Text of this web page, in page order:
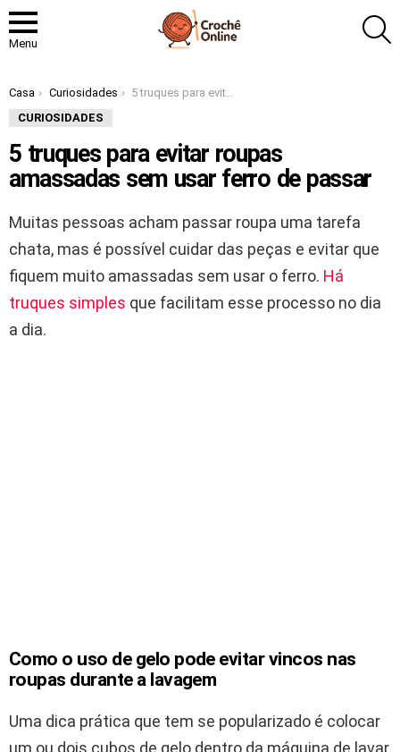
Menu
Você está aqui:
Casa Curiosidades
5 truques para evitar roupas amassadas sem usar ferro de passar
CURIOSIDADES
5 truques para evitar roupas
amassadas sem usar ferro de passar
Muitas pessoas acham passar roupa uma tarefa
chata, mas é possível cuidar das peças e evitar que
fiquem muito amassadas sem usar o ferro. Há
truques simples que facilitam esse processo no dia
a dia.
Como o uso de gelo pode evitar vincos nas
roupas durante a lavagem
Uma dica prática que tem se popularizado é colocar
um ou dois cubos de gelo dentro da máquina de lavar,